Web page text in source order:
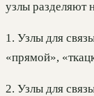
узлы разделяют
1. Узлы для
«прямой»,
2. Узлы для